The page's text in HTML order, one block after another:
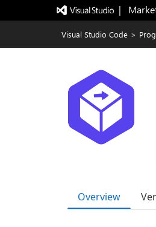
|
Visual Studio Code >
Overview